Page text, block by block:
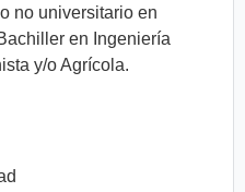
no universitario en
en Ingeniería
y/o Agrícola.